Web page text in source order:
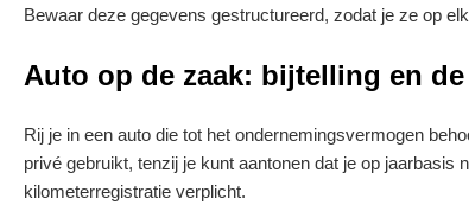
Bewaar deze gegevens gestructureerd, zodat je ze op
Auto op de zaak: bijtelling en
Rij je in een auto die tot het ondernemingsvermogen
privé gebruikt, tenzij je kunt aantonen dat je op
kilometerregistratie verplicht.